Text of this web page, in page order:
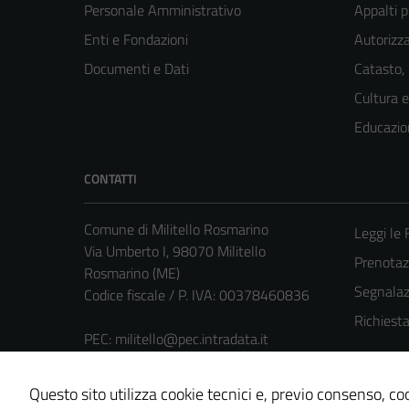
Personale Amministrativo
Enti e Fondazioni
Documenti e Dati
Appalti
Catasto,
Cultura
CONTATTI
Comune di Militello Rosmarino
Via Umberto I, 98070 Militello
Rosmarino (ME)
Codice fiscale / P. IVA: 00378460836
PEC: militello@pec.intradata.it
Leggi le
Questo sito utilizza cookie tecnici e, previo consenso,